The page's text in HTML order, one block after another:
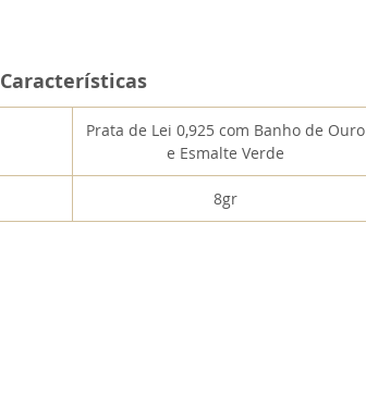
Características
Prata de Lei 0,925 com Banho de Ouro
e Esmalte Verde
8gr